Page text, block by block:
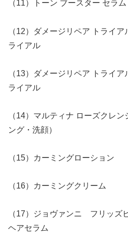
（11）トーン ブースター セラム
（12）ダメージリペア トライ
ライアル
（13）ダメージリペア トライ
ライアル
（14）マルティナ ローズクレ
ング・洗顔）
（15）カーミングローション
（16）カーミングクリーム
（17）ジョヴァンニ フリッズ
ヘアセラム